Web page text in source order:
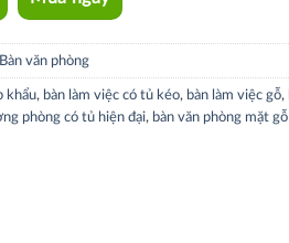
Bàn văn phòng
khẩu, bàn làm việc có tủ kéo, bàn làm việc gỗ,
phòng có tủ hiện đại, bàn văn phòng mặt gỗ